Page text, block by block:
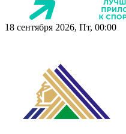
18 сентября 2026, Пт, 00:00